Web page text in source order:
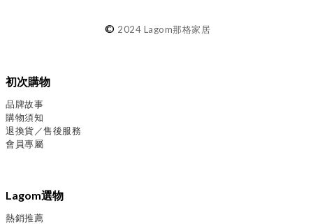
© 2024 Lagom那格家居
初次購物
品牌故事
購物須知
退換貨／售後服務
會員專屬
Lagom選物
熱銷推薦